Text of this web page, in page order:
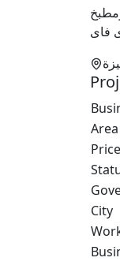
فاى
Area
Price
City